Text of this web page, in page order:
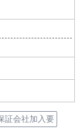
証会社加入要